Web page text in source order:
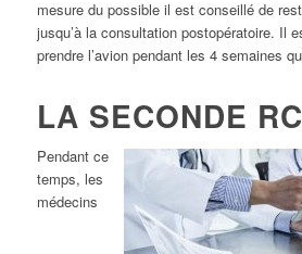
mesure du possible il est conseillé de
jusqu’à la consultation postopératoire. Il
prendre l’avion pendant les 4 semaines
LA SECONDE
Pendant ce
temps, les
médecins